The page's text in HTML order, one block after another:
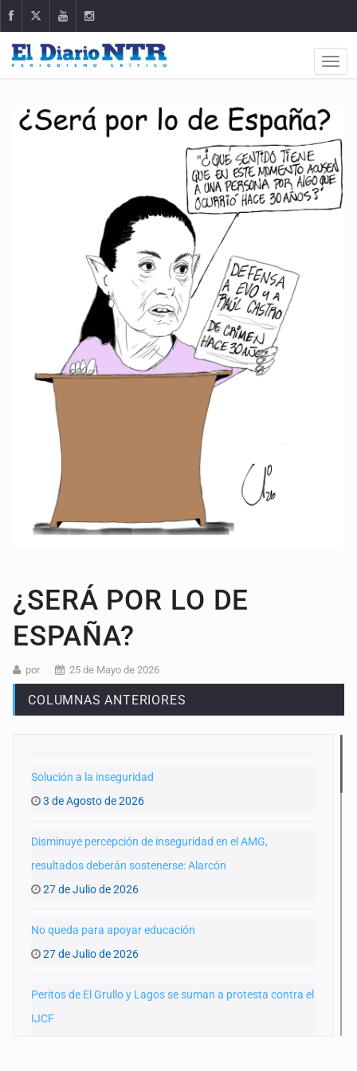
¿SERÁ POR LO DE
ESPAÑA?
por 25 de Mayo de 2026
COLUMNAS ANTERIORES
Solución a la inseguridad
3 de Agosto de 2026
Disminuye percepción de inseguridad en el AMG,
resultados deberán sostenerse: Alarcón
27 de Julio de 2026
No queda para apoyar educación
27 de Julio de 2026
Peritos de El Grullo y Lagos se suman a protesta contra el
IJCF